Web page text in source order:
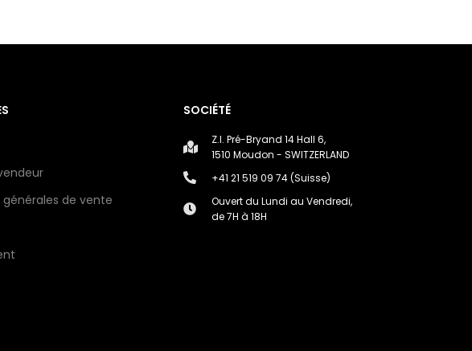
de vente
SOCIÉTÉ
Z.I. Pré-Bryand 14 Hall 6,
1510 Moudon - SWITZERLAND
+41 21 519 09 74 (Suisse)
Ouvert du Lundi au Vendredi,
de 7H à 18H